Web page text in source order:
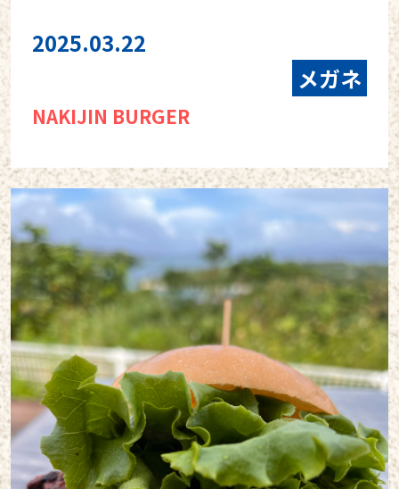
2025.03.22
メガネ
NAKIJIN BURGER